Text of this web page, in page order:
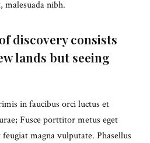
nibh.
discovery consists
lands but seeing
in faucibus orci luctus et
Fusce porttitor metus eget
magna vulputate. Phasellus